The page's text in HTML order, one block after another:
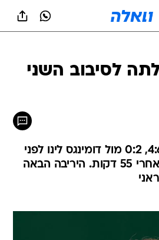
לסיבוב השני
הישראלית הוליכה 4:6, 0:2 מול דומינגס לינו לפני
שהספרדייה פרשה אחרי 55 דקות. היריבה הבאה